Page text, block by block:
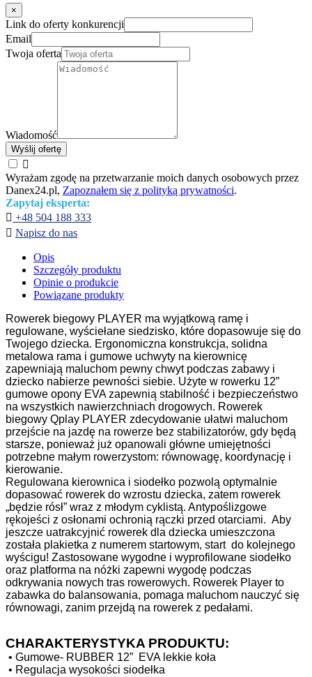
×
Link do oferty konkurencji
Email
Twoja oferta
Wiadomość
Wyślij ofertę

Wyrażam zgodę na przetwarzanie moich danych osobowych przez
Danex24.pl, Zapoznałem się z polityką prywatności.
Zapytaj eksperta:
 +48 504 188 333
 Napisz do nas
Opis
Szczegóły produktu
Opinie o produkcie
Powiązane produkty
Rowerek biegowy PLAYER ma wyjątkową ramę i
regulowane, wyściełane siedzisko, które dopasowuje się do
Twojego dziecka. Ergonomiczna konstrukcja, solidna
metalowa rama i gumowe uchwyty na kierownicę
zapewniają maluchom pewny chwyt podczas zabawy i
dziecko nabierze pewności siebie. Użyte w rowerku 12”
gumowe opony EVA zapewnią stabilność i bezpieczeństwo
na wszystkich nawierzchniach drogowych. Rowerek
biegowy Qplay PLAYER zdecydowanie ułatwi maluchom
przejście na jazdę na rowerze bez stabilizatorów, gdy będą
starsze, ponieważ już opanowali główne umiejętności
potrzebne małym rowerzystom: równowagę, koordynację i
kierowanie.
Regulowana kierownica i siodełko pozwolą optymalnie
dopasować rowerek do wzrostu dziecka, zatem rowerek
„będzie rósł” wraz z młodym cyklistą. Antypoślizgowe
rękojeści z osłonami ochronią rączki przed otarciami. Aby
jeszcze uatrakcyjnić rowerek dla dziecka umieszczona
została plakietka z numerem startowym, start do kolejnego
wyścigu! Zastosowane wygodne i wyprofilowane siodełko
oraz platforma na nóżki zapewni wygodę podczas
odkrywania nowych tras rowerowych. Rowerek Player to
zabawka do balansowania, pomaga maluchom nauczyć się
równowagi, zanim przejdą na rowerek z pedałami.
CHARAKTERYSTYKA PRODUKTU:
• Gumowe- RUBBER 12” EVA lekkie koła
• Regulacja wysokości siodełka